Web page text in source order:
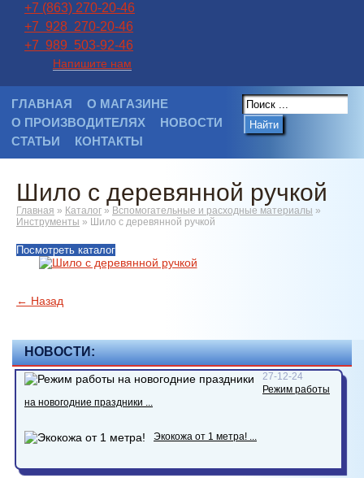
+7 (863) 270-20-46
+7 928 270-20-46
+7 989 503-92-46
Напишите нам
ГЛАВНАЯ
О МАГАЗИНЕ
О ПРОИЗВОДИТЕЛЯХ
НОВОСТИ
СТАТЬИ
КОНТАКТЫ
Найти
НОВОСТИ:
27-12-24
Режим работы
на новогодние праздники ...
Экокожа от 1 метра! ...
Шило с деревянной ручкой
Главная » Каталог » Вспомогательные и расходные материалы »
Инструменты » Шило с деревянной ручкой
Посмотреть каталог
← Назад